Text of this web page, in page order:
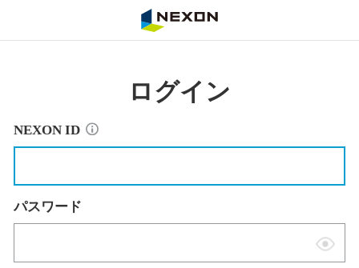
ログイン
NEXON ID
パスワード
表